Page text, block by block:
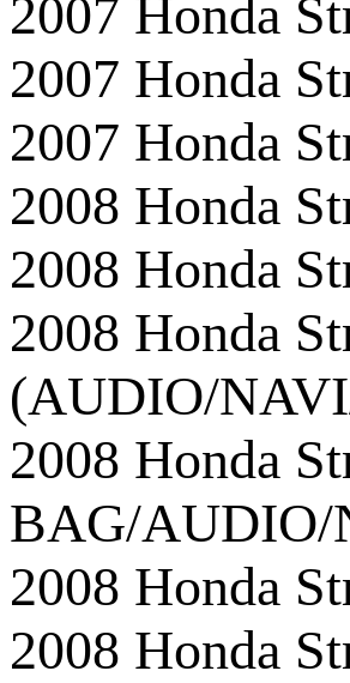
2007 Honda
2007 Honda
2007 Honda
2008 Honda
2008 Honda
2008 Honda
(AUDIO/
2008 Honda
BAG/AUDIO/
2008 Honda
2008 Honda